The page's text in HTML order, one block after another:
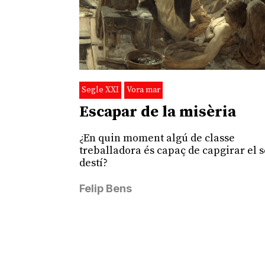
Segle XXI Vora mar
Escapar de la misèria
¿En quin moment algú de classe
treballadora és capaç de capgirar el
destí?
Felip Bens